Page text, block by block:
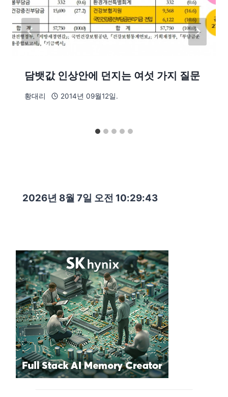
담뱃값 인상안에 던지는 여섯 가지 질문
황대리 2014년 09월12일.
2026년 8월 7일 오전 10:29:45